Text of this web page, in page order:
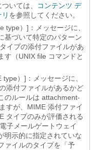
いては、
コンテンツ デ
を参照してください。
type）]：
メッセージに、
基づいて特定のパターン
イプの添付ファイルがあ
す（UNIX file コマンドと
）]：
メッセージに、
添付ファイルがあるかど
のルールは attachment-
すが、MIME 添付ファイ
タイプのみが評価される
電子メールゲートウェイ
明示的に指定されていな
ァイルのタイプを「予